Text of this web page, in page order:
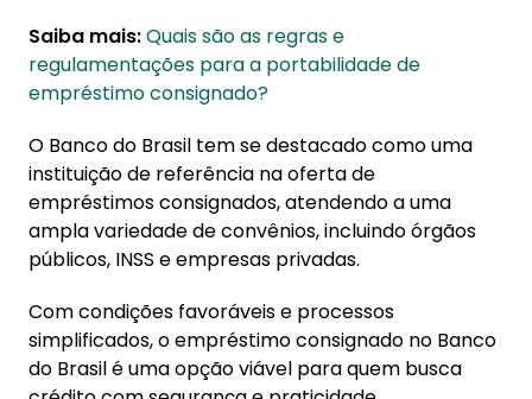
Saiba mais:Quais são as regras e
regulamentações para a portabilidade de
empréstimo consignado?
O Banco do Brasil tem se destacado como uma
instituição de referência na oferta de
empréstimos consignados, atendendo a uma
ampla variedade de convênios, incluindo órgãos
públicos, INSS e empresas privadas.
Com condições favoráveis e processos
simplificados, o empréstimo consignado no Banco
do Brasil é uma opção viável para quem busca